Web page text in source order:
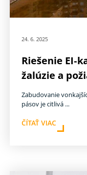
24. 6. 2025
Riešenie
žalúzie a
Zabudovanie
pásov je citlivá ...
ČÍTAŤ VIAC